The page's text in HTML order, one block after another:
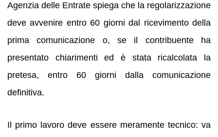
Agenzia delle Entrate spiega che la regolarizzazione
deve avvenire entro 60 giorni dal ricevimento della
prima comunicazione o, se il contribuente ha
presentato chiarimenti ed è stata ricalcolata la
pretesa, entro 60 giorni dalla comunicazione
definitiva.
Il primo lavoro deve essere meramente tecnico: va